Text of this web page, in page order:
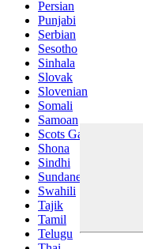
Persian
Punjabi
Serbian
Sesotho
Sinhala
Slovak
Slovenian
Somali
Samoan
Scots Gaelic
Shona
Sindhi
Sundanese
Swahili
Tajik
Tamil
Telugu